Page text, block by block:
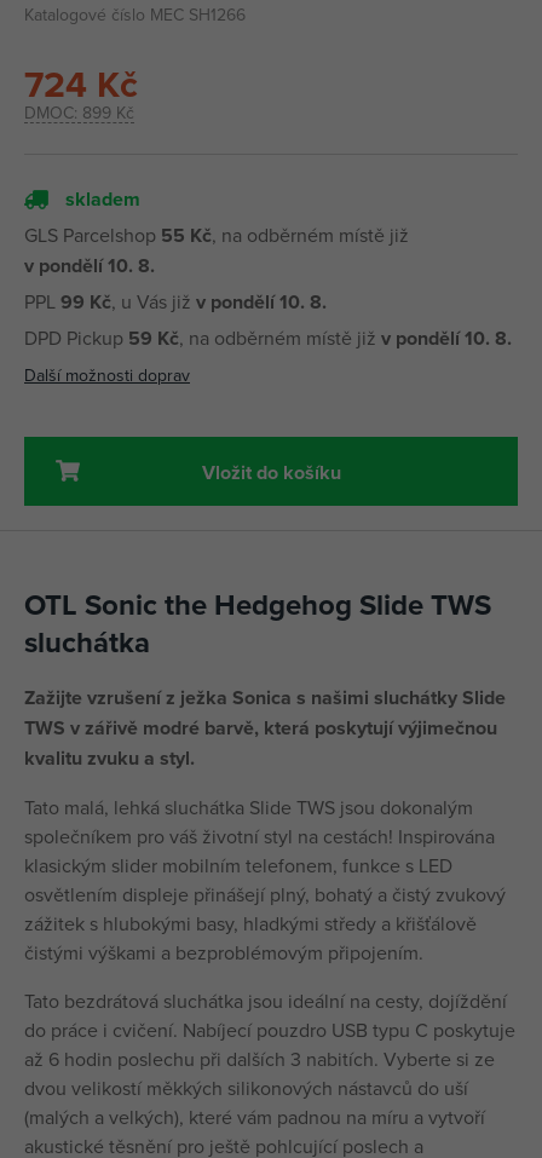
Katalogové číslo MEC SH1266
DMOC: 899 Kč
724 Kč
skladem
GLS Parcelshop 55 Kč, na odběrném místě již
v pondělí 10. 8.
PPL99 Kč, u Vás již v pondělí 10. 8.
DPD Pickup 59 Kč, na odběrném místě již v pondělí 10. 8.
Další možnosti doprav
Vložit do košíku
OTL Sonic the Hedgehog Slide TWS
sluchátka
Zažijte vzrušení z ježka Sonica s našimi sluchátky Slide
TWS v zářivě modré barvě, která poskytují výjimečnou
kvalitu zvuku a styl.
Tato malá, lehká sluchátka Slide TWS jsou dokonalým
společníkem pro váš životní styl na cestách! Inspirována
klasickým slider mobilním telefonem, funkce s LED
osvětlením displeje přinášejí plný, bohatý a čistý zvukový
zážitek s hlubokými basy, hladkými středy a křišťálově
čistými výškami a bezproblémovým připojením.
Tato bezdrátová sluchátka jsou ideální na cesty, dojíždění
do práce i cvičení. Nabíjecí pouzdro USB typu C poskytuje
až 6 hodin poslechu při dalších 3 nabitích. Vyberte si ze
dvou velikostí měkkých silikonových nástavců do uší
(malých a velkých), které vám padnou na míru a vytvoří
akustické těsnění pro ještě pohlcující poslech a